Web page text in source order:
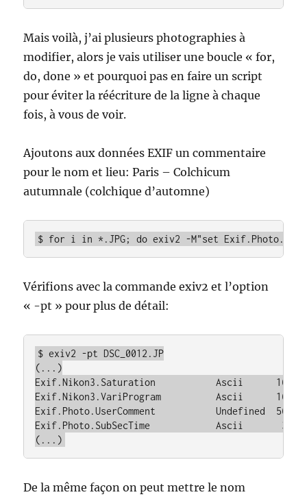
Mais voilà, j’ai plusieurs photographies à
modifier, alors je vais utiliser une boucle « for,
do, done » et pourquoi pas en faire un script
pour éviter la réécriture de la ligne à chaque
fois, à vous de voir.
Ajoutons aux données EXIF un commentaire
pour le nom et lieu: Paris – Colchicum
autumnale (colchique d’automne)
$ for i in *.JPG; do exiv2 -M"set
Vérifions avec la commande exiv2 et l’option
« -pt » pour plus de détail:
$ exiv2 -pt DSC_0012.JP
(...)
Exif.Nikon3.Saturation           Ascii      16
Exif.Nikon3.VariProgram          Ascii      16
Exif.Photo.UserComment           Undefined
Exif.Photo.SubSecTime            Ascii       3
(...)
De la même façon on peut mettre le nom